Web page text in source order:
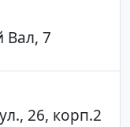
Вал, 7
26, корп.2